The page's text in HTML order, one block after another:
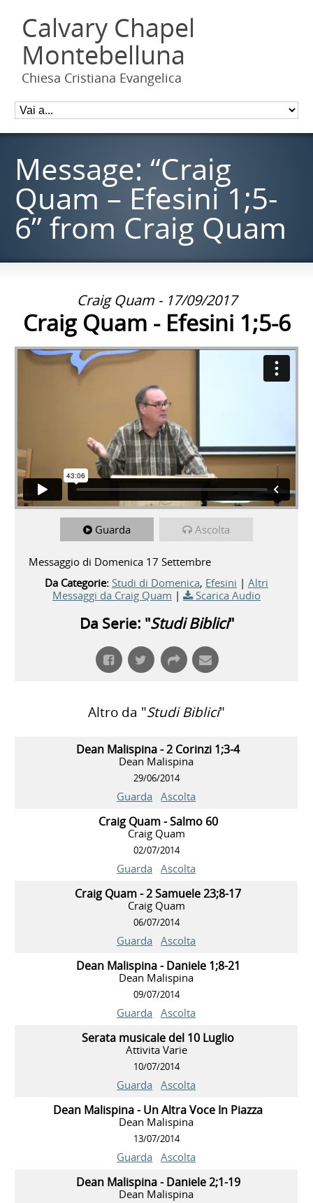
Calvary Chapel
Montebelluna
Chiesa Cristiana Evangelica
Message: “Craig
Quam – Efesini 1;5-
6” from Craig Quam
Craig Quam - 17/09/2017
Craig Quam - Efesini 1;5-6
Guarda Ascolta
Messaggio di Domenica 17 Settembre
Da Categorie: Studi di Domenica, Efesini | Altri
Messaggi da Craig Quam | Scarica Audio
Da Serie: "Studi Biblici"
Altro da "Studi Biblici"
Dean Malispina - 2 Corinzi 1;3-4
Dean Malispina
29/06/2014
Guarda Ascolta
Craig Quam - Salmo 60
Craig Quam
02/07/2014
Guarda Ascolta
Craig Quam - 2 Samuele 23;8-17
Craig Quam
06/07/2014
Guarda Ascolta
Dean Malispina - Daniele 1;8-21
Dean Malispina
09/07/2014
Guarda Ascolta
Serata musicale del 10 Luglio
Attivita Varie
10/07/2014
Guarda Ascolta
Dean Malispina - Un Altra Voce In Piazza
Dean Malispina
13/07/2014
Guarda Ascolta
Dean Malispina - Daniele 2;1-19
Dean Malispina